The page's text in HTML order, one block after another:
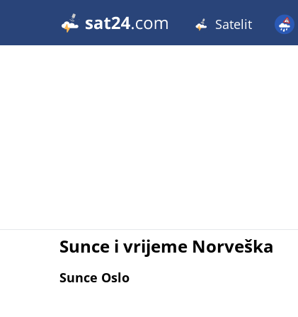
Satelit
Sunce i vrijeme Norveška
Sunce Oslo